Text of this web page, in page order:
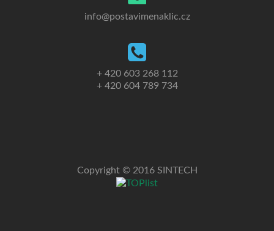
info@postavimenaklic.cz
+ 420 603 268 112
+ 420 604 789 734
Copyright © 2016 SINTECH